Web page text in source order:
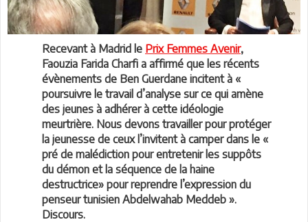
Recevant à Madrid le Prix Femmes Avenir,
Faouzia Farida Charfi a affirmé que les récents
évènements de Ben Guerdane incitent à «
poursuivre le travail d’analyse sur ce qui amène
des jeunes à adhérer à cette idéologie
meurtrière. Nous devons travailler pour protéger
la jeunesse de ceux l’invitent à camper dans le «
pré de malédiction pour entretenir les suppôts
du démon et la séquence de la haine
destructrice» pour reprendre l’expression du
penseur tunisien Abdelwahab Meddeb ».
Discours.